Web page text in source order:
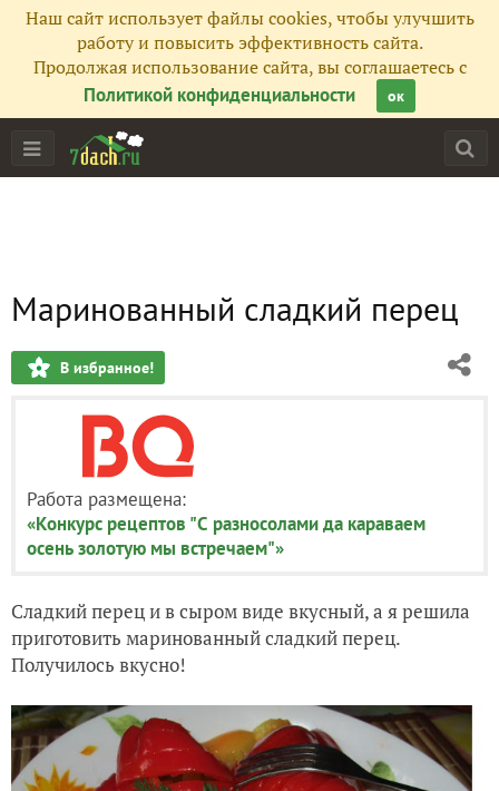
Наш сайт использует файлы cookies, чтобы улучшить
работу и повысить эффективность сайта.
Продолжая использование сайта, вы соглашаетесь с
Политикой конфиденциальности
ок
Маринованный сладкий перец
В избранное!
Работа размещена:
«Конкурс рецептов "С разносолами да караваем
осень золотую мы встречаем"»
Сладкий перец и в сыром виде вкусный, а я решила
приготовить маринованный сладкий перец.
Получилось вкусно!